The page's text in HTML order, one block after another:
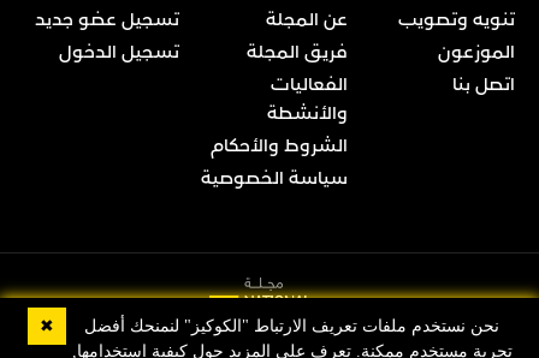
تنويه وتصويب
الموزعون
اتصل بنا
عن المجلة
فريق المجلة
الفعاليات
والأنشطة
الشروط والأحكام
سياسة الخصوصية
تسجيل عضو جديد
تسجيل الدخول
✖
نحن نستخدم ملفات تعريف الارتباط "الكوكيز" لنمنحك أفضل
تجربة مستخدم ممكنة. تعرف على المزيد حول كيفية استخدامها,